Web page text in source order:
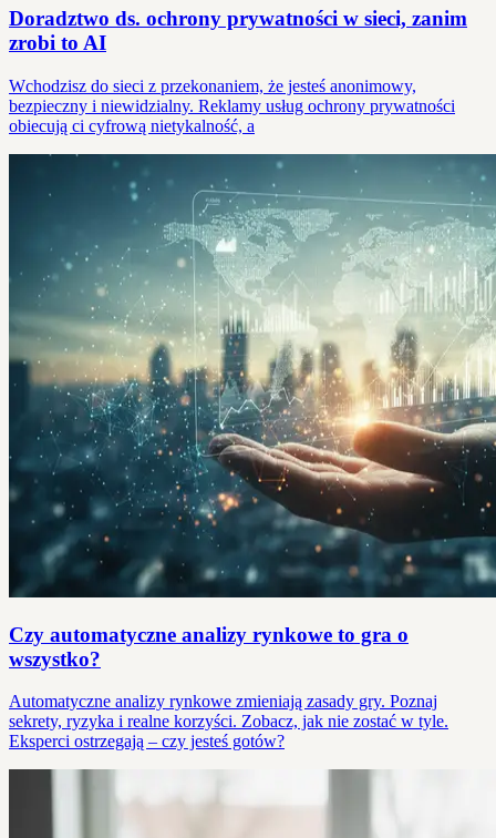
Doradztwo ds. ochrony prywatności w sieci, zanim
zrobi to AI
Wchodzisz do sieci z przekonaniem, że jesteś anonimowy,
bezpieczny i niewidzialny. Reklamy usług ochrony prywatności
obiecują ci cyfrową nietykalność, a
Czy automatyczne analizy rynkowe to gra o
wszystko?
Automatyczne analizy rynkowe zmieniają zasady gry. Poznaj
sekrety, ryzyka i realne korzyści. Zobacz, jak nie zostać w tyle.
Eksperci ostrzegają – czy jesteś gotów?